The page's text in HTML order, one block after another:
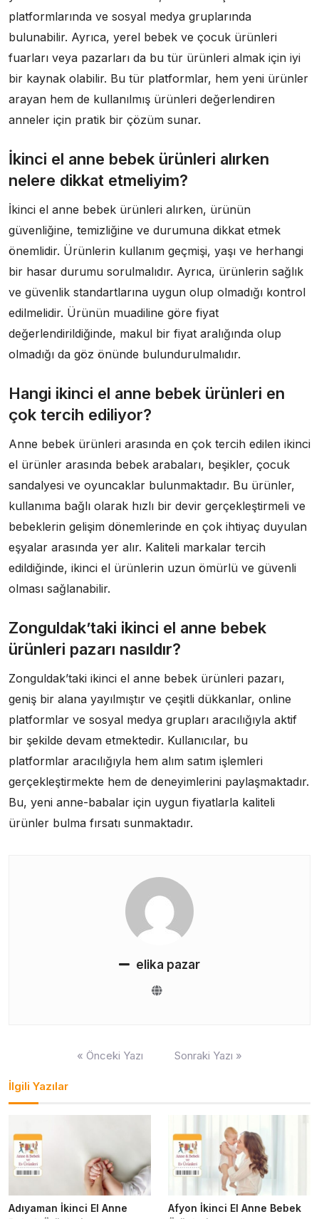
platformlarında ve sosyal medya gruplarında
bulunabilir. Ayrıca, yerel bebek ve çocuk ürünleri
fuarları veya pazarları da bu tür ürünleri almak için iyi
bir kaynak olabilir. Bu tür platformlar, hem yeni ürünler
arayan hem de kullanılmış ürünleri değerlendiren
anneler için pratik bir çözüm sunar.
İkinci el anne bebek ürünleri alırken
nelere dikkat etmeliyim?
İkinci el anne bebek ürünleri alırken, ürünün
güvenliğine, temizliğine ve durumuna dikkat etmek
önemlidir. Ürünlerin kullanım geçmişi, yaşı ve herhangi
bir hasar durumu sorulmalıdır. Ayrıca, ürünlerin sağlık
ve güvenlik standartlarına uygun olup olmadığı kontrol
edilmelidir. Ürünün muadiline göre fiyat
değerlendirildiğinde, makul bir fiyat aralığında olup
olmadığı da göz önünde bulundurulmalıdır.
Hangi ikinci el anne bebek ürünleri en
çok tercih ediliyor?
Anne bebek ürünleri arasında en çok tercih edilen ikinci
el ürünler arasında bebek arabaları, beşikler, çocuk
sandalyesi ve oyuncaklar bulunmaktadır. Bu ürünler,
kullanıma bağlı olarak hızlı bir devir gerçekleştirmeli ve
bebeklerin gelişim dönemlerinde en çok ihtiyaç duyulan
eşyalar arasında yer alır. Kaliteli markalar tercih
edildiğinde, ikinci el ürünlerin uzun ömürlü ve güvenli
olması sağlanabilir.
Zonguldak’taki ikinci el anne bebek
ürünleri pazarı nasıldır?
Zonguldak’taki ikinci el anne bebek ürünleri pazarı,
geniş bir alana yayılmıştır ve çeşitli dükkanlar, online
platformlar ve sosyal medya grupları aracılığıyla aktif
bir şekilde devam etmektedir. Kullanıcılar, bu
platformlar aracılığıyla hem alım satım işlemleri
gerçekleştirmekte hem de deneyimlerini paylaşmaktadır.
Bu, yeni anne-babalar için uygun fiyatlarla kaliteli
ürünler bulma fırsatı sunmaktadır.
elika pazar
« Önceki Yazı Sonraki Yazı »
İlgili Yazılar
Adıyaman İkinci El Anne
Afyon İkinci El Anne Bebek